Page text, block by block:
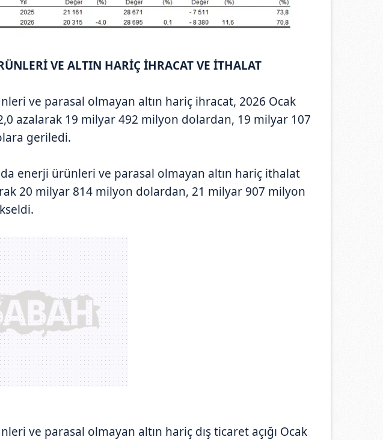
VE ALTIN HARİÇ İHRACAT VE İTHALAT
ve parasal olmayan altın hariç ihracat, 2026 Ocak
azalarak 19 milyar 492 milyon dolardan, 19 milyar 107
geriledi.
enerji ürünleri ve parasal olmayan altın hariç ithalat
20 milyar 814 milyon dolardan, 21 milyar 907 milyon
ve parasal olmayan altın hariç dış ticaret açığı Ocak